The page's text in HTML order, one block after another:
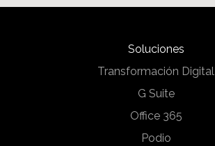
Soluciones
Transformación Digital
G Suite
Office 365
Podio